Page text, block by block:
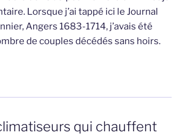
Lorsque j’ai tappé ici le Journal
Angers 1683-1714, j’avais été
de couples décédés sans hoirs.
qui chauffent